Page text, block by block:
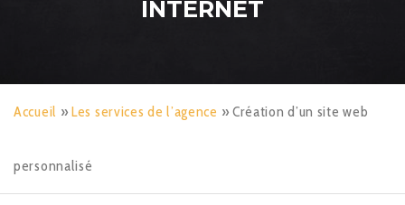
INTERNET
Accueil »Les services de l’agence » Création d’un site web
personnalisé